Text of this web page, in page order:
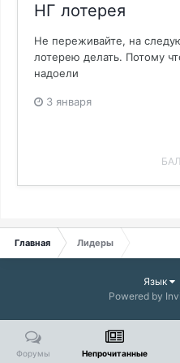
НГ лотерея
Не переживайте, на
лотерею делать. Потому
надоели
3 января
Главная Лидеры
Язык
Powered by
Форумы Непрочитанные